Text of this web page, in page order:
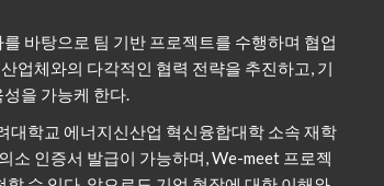
바탕으로 팀 기반 프로젝트를 수행하며 협업
업체와의 다각적인 협력 전략을 추진하고, 기
을 가능케 한다.
대학교 에너지신산업 혁신융합대학 소속 재학
소 인증서 발급이 가능하며, We-meet 프로젝